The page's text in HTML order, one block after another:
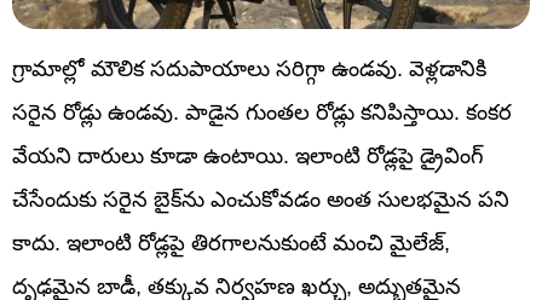
గ్రామాల్లో మౌలిక సదుపాయాలు సరిగ్గా ఉండవు. వెళ్లడానికి
సరైన రోడ్లు ఉండవు. పాడైన గుంతల రోడ్లు కనిపిస్తాయి. కంకర
వేయని దారులు కూడా ఉంటాయి. ఇలాంటి రోడ్లపై డ్రైవింగ్
చేసేందుకు సరైన బైక్‌ను ఎంచుకోవడం అంత సులభమైన పని
కాదు. ఇలాంటి రోడ్లపై తిరగాలనుకుంటే మంచి మైలేజ్,
దృఢమైన బాడీ, తక్కువ నిర్వహణ ఖర్చు, అద్భుతమైన